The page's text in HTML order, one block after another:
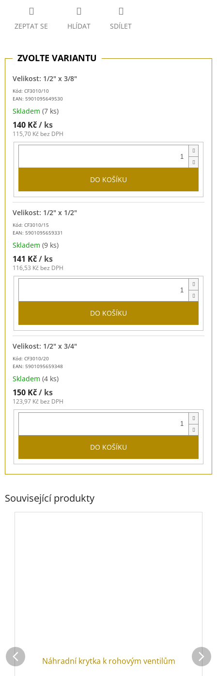
ZEPTAT SE HLÍDAT SDÍLET
Kód: CF3010/10
EAN: 5901095649530
Velikost: 1/2" x 3/8"
Skladem (7 ks)
140 Kč/ ks
115,70 Kč bez DPH
DO KOŠÍKU
Kód: CF3010/15
EAN: 5901095659331
Velikost: 1/2" x 1/2"
Skladem (9 ks)
141 Kč/ ks
116,53 Kč bez DPH
DO KOŠÍKU
Kód: CF3010/20
EAN: 5901095659348
Velikost: 1/2" x 3/4"
Skladem (4 ks)
150 Kč/ ks
123,97 Kč bez DPH
DO KOŠÍKU
Související produkty
Náhradní krytka k rohovým ventilům